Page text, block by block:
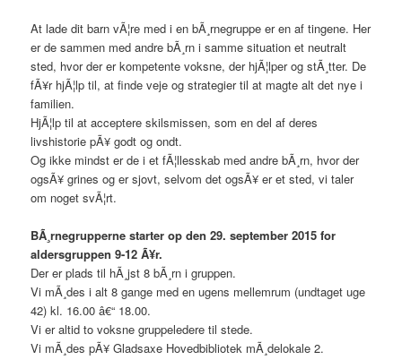
At lade dit barn vÃ¦re med i en bÃ¸rnegruppe er en af tingene. Her
er de sammen med andre bÃ¸rn i samme situation et neutralt
sted, hvor der er kompetente voksne, der hjÃ¦lper og stÃ¸tter. De
fÃ¥r hjÃ¦lp til, at finde veje og strategier til at magte alt det nye i
familien.
HjÃ¦lp til at acceptere skilsmissen, som en del af deres
livshistorie pÃ¥ godt og ondt.
Og ikke mindst er de i et fÃ¦llesskab med andre bÃ¸rn, hvor der
ogsÃ¥ grines og er sjovt, selvom det ogsÃ¥ er et sted, vi taler
om noget svÃ¦rt.
BÃ¸rnegrupperne starter op den 29. september 2015 for
aldersgruppen 9-12 Ã¥r.
Der er plads til hÃ¸jst 8 bÃ¸rn i gruppen.
Vi mÃ¸des i alt 8 gange med en ugens mellemrum (undtaget uge
42) kl. 16.00 â€“ 18.00.
Vi er altid to voksne gruppeledere til stede.
Vi mÃ¸des pÃ¥ Gladsaxe Hovedbibliotek mÃ¸delokale 2.